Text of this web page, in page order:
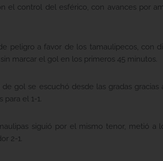
el control del esférico, con avances por
peligro a favor de los tamaulipecos, con
marcar el gol en los primeros 45 minutos.
gol se escuchó desde las gradas
el 1-1.
siguió por el mismo tenor, metió
2-1.